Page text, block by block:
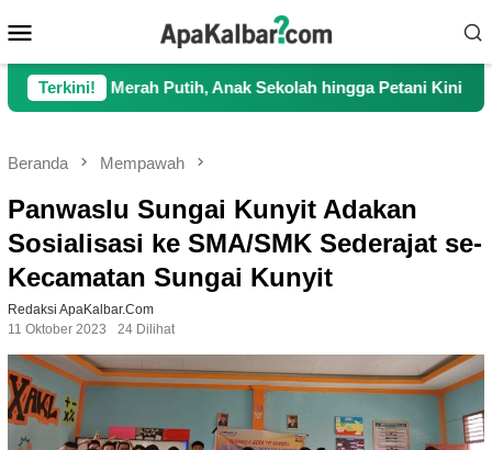
ke
kontenMobile
Terkini!
Putih, Anak Sekolah hingga Petani Kini Kembali Lancar
Beranda Mempawah
Panwaslu Sungai Kunyit Adakan
Sosialisasi ke SMA/SMK Sederajat se-
Kecamatan Sungai Kunyit
Redaksi ApaKalbar.com
11 Oktober 2023
24 Dilihat